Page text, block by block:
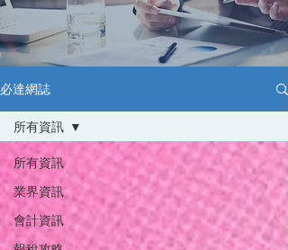
必達網誌
所有資訊
業界資訊
會計資訊
所有資訊